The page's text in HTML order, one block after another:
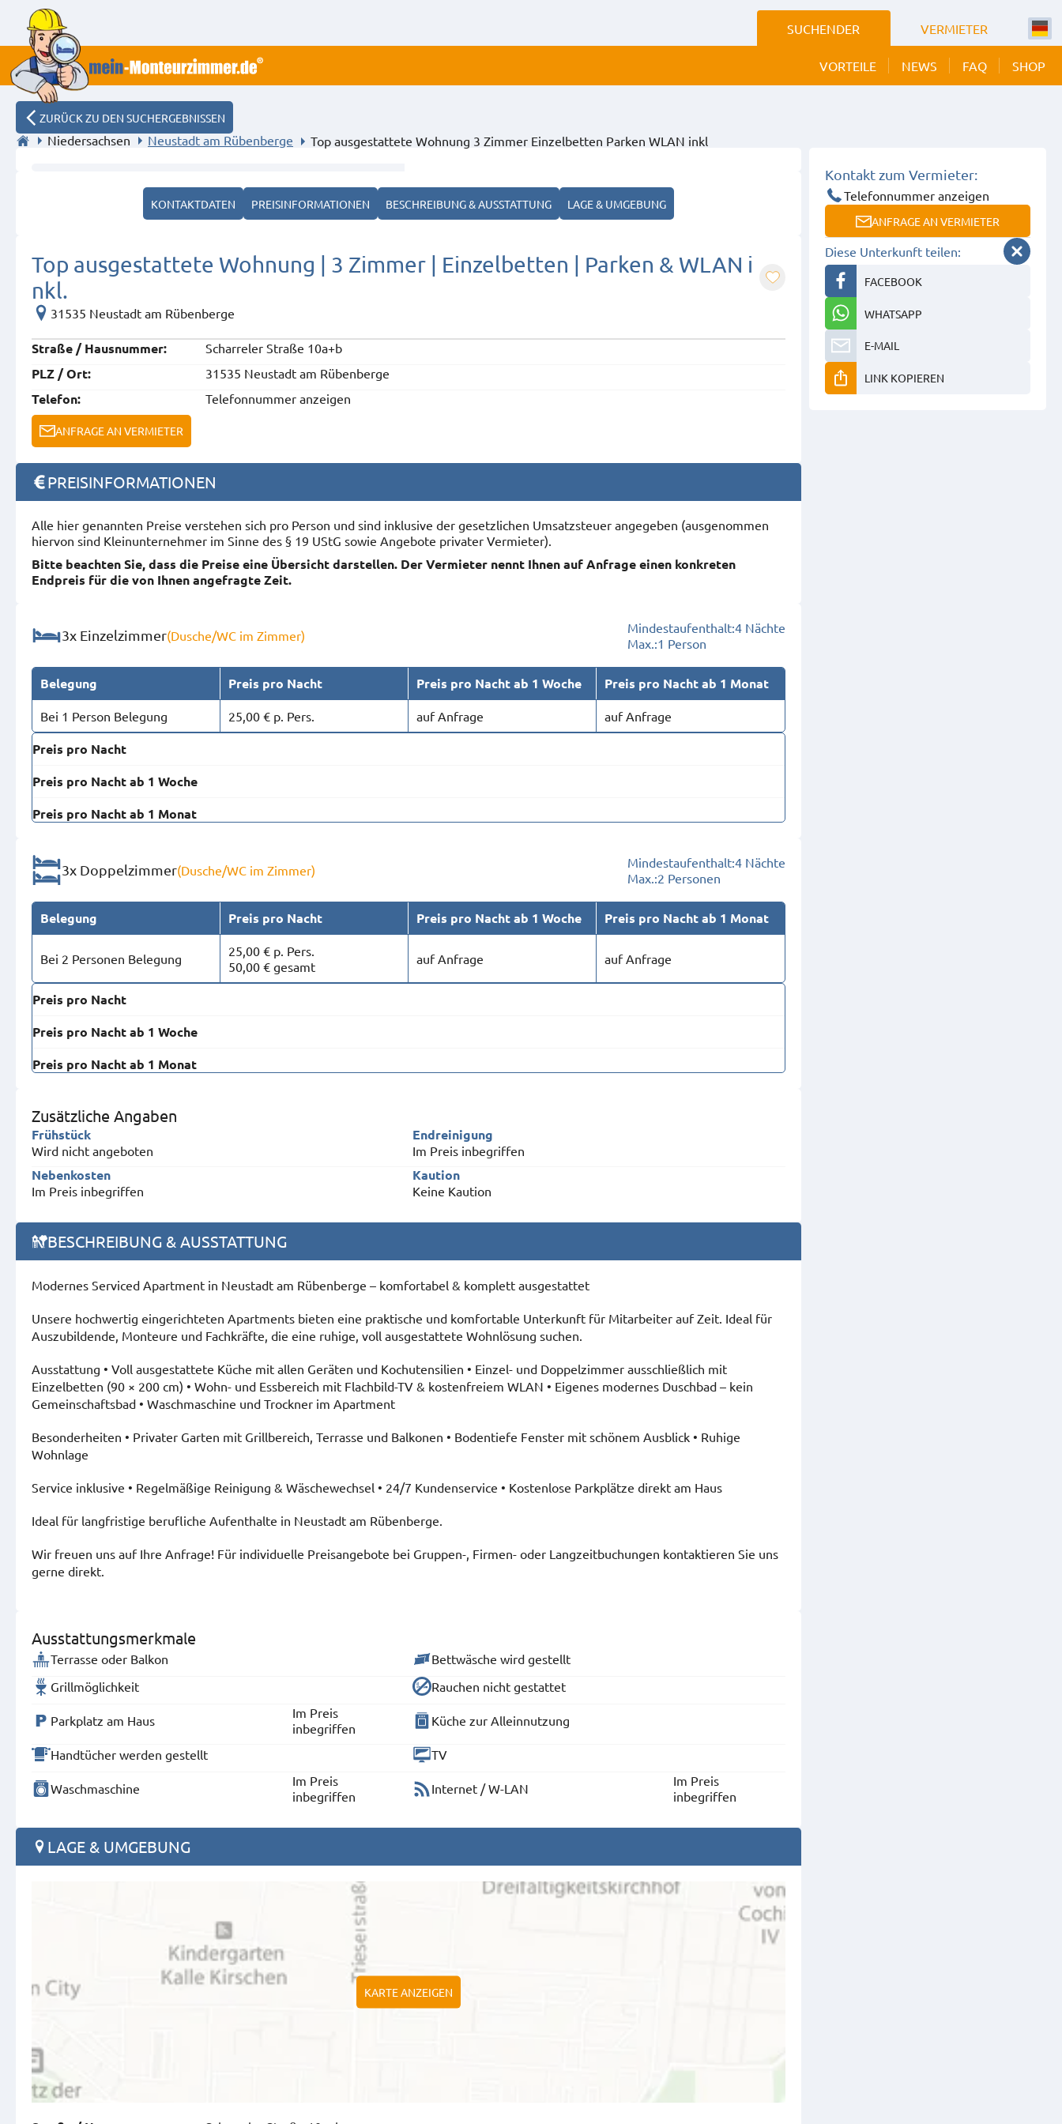
SUCHENDER VERMIETER
VORTEILE NEWS FAQ SHOP
ZURÜCK ZU DEN SUCHERGEBNISSEN
Niedersachsen Neustadt am Rübenberge
Top ausgestattete Wohnung 3 Zimmer Einzelbetten Parken WLAN inklALLE BILDER
ANZEIGEN
KONTAKTDATEN PREISINFORMATIONEN BESCHREIBUNG & AUSSTATTUNG LAGE & UMGEBUNG
Top ausgestattete Wohnung | 3 Zimmer | Einzelbetten | Parken & WLAN i
nkl.
31535 Neustadt am Rübenberge
Straße / Hausnummer: Scharreler Straße 10a+b
PLZ / Ort: 31535 Neustadt am Rübenberge
Telefon: Telefonnummer anzeigen
ANFRAGE AN VERMIETER
PREISINFORMATIONEN
Alle hier genannten Preise verstehen sich pro Person und sind inklusive der gesetzlichen Umsatzsteuer angegeben (ausgenommen
hiervon sind Kleinunternehmer im Sinne des § 19 UStG sowie Angebote privater Vermieter).
Bitte beachten Sie, dass die Preise eine Übersicht darstellen. Der Vermieter nennt Ihnen auf Anfrage einen konkreten
Endpreis für die von Ihnen angefragte Zeit.
3x Einzelzimmer(Dusche/WC im Zimmer) Mindestaufenthalt:4 Nächte
Max.:1 Person
Belegung Preis pro Nacht Preis pro Nacht ab 1 Woche Preis pro Nacht ab 1 Monat
Bei 1 Person Belegung 25,00 € p. Pers. auf Anfrage auf Anfrage
Preis pro Nacht
Preis pro Nacht ab 1 Woche
Preis pro Nacht ab 1 Monat
3x Doppelzimmer(Dusche/WC im Zimmer) Mindestaufenthalt:4 Nächte
Max.:2 Personen
Belegung Preis pro Nacht Preis pro Nacht ab 1 Woche Preis pro Nacht ab 1 Monat
Bei 2 Personen Belegung
25,00 € p. Pers.
50,00 € gesamt
auf Anfrage auf Anfrage
Preis pro Nacht
Preis pro Nacht ab 1 Woche
Preis pro Nacht ab 1 Monat
Zusätzliche Angaben
Frühstück
Wird nicht angeboten
Endreinigung
Im Preis inbegriffen
Nebenkosten
Im Preis inbegriffen
Kaution
Keine Kaution
BESCHREIBUNG & AUSSTATTUNG
Modernes Serviced Apartment in Neustadt am Rübenberge – komfortabel & komplett ausgestattet
Unsere hochwertig eingerichteten Apartments bieten eine praktische und komfortable Unterkunft für Mitarbeiter auf Zeit. Ideal für
Auszubildende, Monteure und Fachkräfte, die eine ruhige, voll ausgestattete Wohnlösung suchen.
Ausstattung • Voll ausgestattete Küche mit allen Geräten und Kochutensilien • Einzel- und Doppelzimmer ausschließlich mit
Einzelbetten (90 × 200 cm) • Wohn- und Essbereich mit Flachbild-TV & kostenfreiem WLAN • Eigenes modernes Duschbad – kein
Gemeinschaftsbad • Waschmaschine und Trockner im Apartment
Besonderheiten • Privater Garten mit Grillbereich, Terrasse und Balkonen • Bodentiefe Fenster mit schönem Ausblick • Ruhige
Wohnlage
Service inklusive • Regelmäßige Reinigung & Wäschewechsel • 24/7 Kundenservice • Kostenlose Parkplätze direkt am Haus
Ideal für langfristige berufliche Aufenthalte in Neustadt am Rübenberge.
Wir freuen uns auf Ihre Anfrage! Für individuelle Preisangebote bei Gruppen-, Firmen- oder Langzeitbuchungen kontaktieren Sie uns
gerne direkt.
Ausstattungsmerkmale
Terrasse oder Balkon
Bettwäsche wird gestellt
Grillmöglichkeit
Rauchen nicht gestattet
Parkplatz am Haus
Im Preis
inbegriffen
Küche zur Alleinnutzung
Handtücher werden gestellt TV
Waschmaschine
Im Preis
inbegriffen
Internet / W-LAN
Im Preis
inbegriffen
LAGE & UMGEBUNG
KARTE ANZEIGEN
Kontakt zum Vermieter:
Telefonnummer anzeigen
ANFRAGE AN VERMIETER
Diese Unterkunft teilen:
FACEBOOK
WHATSAPP
E-MAIL
LINK KOPIEREN